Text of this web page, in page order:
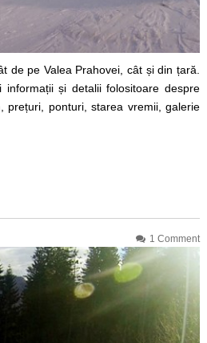
de pe Valea Prahovei, cât și din țară.
și detalii folositoare despre
prețuri, ponturi, starea vremii, galerie
1 Comment